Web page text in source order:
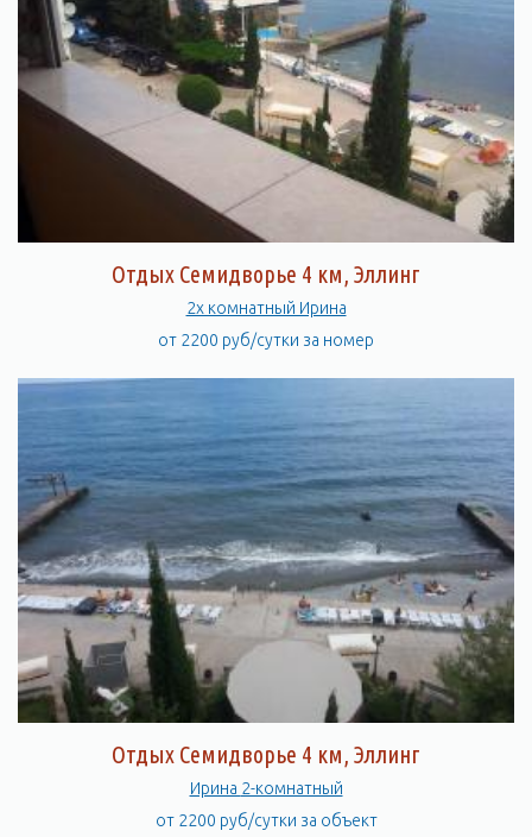
Отдых Семидворье 4 км, Эллинг
2х комнатный Ирина
от 2200 руб/сутки за номер
Отдых Семидворье 4 км, Эллинг
Ирина 2-комнатный
от 2200 руб/сутки за объект